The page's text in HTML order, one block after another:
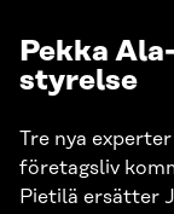
Pekka
styrelse
Tre nya
företagsliv
Pietilä ersätter